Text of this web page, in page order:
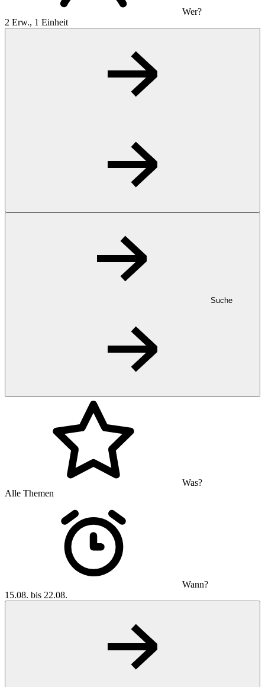
Wer?
2 Erw., 1 Einheit
Suche
Was?
Alle Themen
Wann?
15.08. bis 22.08.